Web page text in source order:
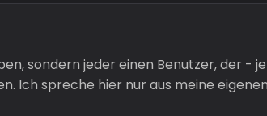
sondern jeder einen Benutzer, der -
spreche hier nur aus meine